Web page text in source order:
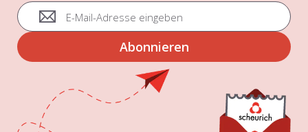
A
n
m
e
Abonnieren